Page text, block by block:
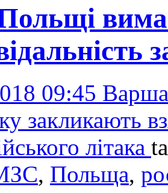
09:45
закликають
літака
, Польща,